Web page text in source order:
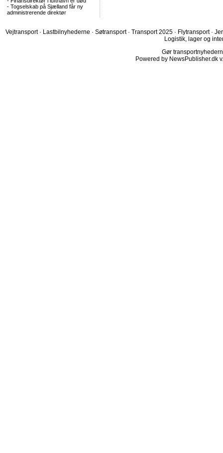
- Togselskab på Sjælland får ny
administrerende direktør
Vejtransport · Lastbilnyhederne · Søtransport · Transport 2025 · Flytransport ·
Logistik, lager og
Gør
Powered by NewsPublisher.dk